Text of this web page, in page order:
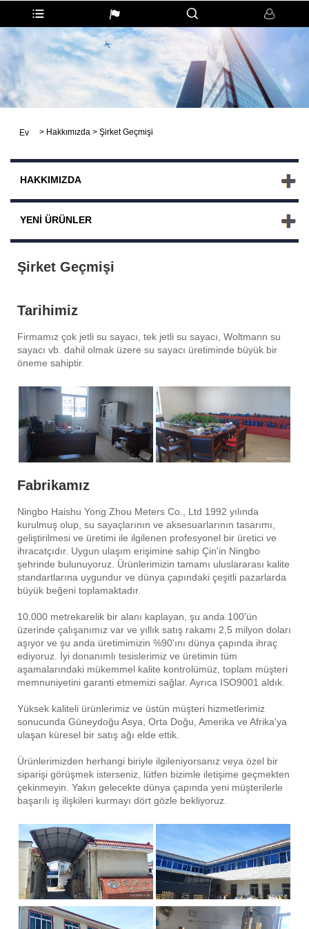
Ev > Hakkımızda > Şirket Geçmişi
HAKKIMIZDA
YENI ÜRÜNLER
Şirket Geçmişi
Tarihimiz
Firmamız çok jetli su sayacı, tek jetli su sayacı, Woltmann su
sayacı vb. dahil olmak üzere su sayacı üretiminde büyük bir
öneme sahiptir.
Fabrikamız
Ningbo Haishu Yong Zhou Meters Co., Ltd 1992 yılında
kurulmuş olup, su sayaçlarının ve aksesuarlarının tasarımı,
geliştirilmesi ve üretimi ile ilgilenen profesyonel bir üretici ve
ihracatçıdır. Uygun ulaşım erişimine sahip Çin'in Ningbo
şehrinde bulunuyoruz. Ürünlerimizin tamamı uluslararası kalite
standartlarına uygundur ve dünya çapındaki çeşitli pazarlarda
büyük beğeni toplamaktadır.
10.000 metrekarelik bir alanı kaplayan, şu anda 100'ün
üzerinde çalışanımız var ve yıllık satış rakamı 2,5 milyon doları
aşıyor ve şu anda üretimimizin %90'ını dünya çapında ihraç
ediyoruz. İyi donanımlı tesislerimiz ve üretimin tüm
aşamalarındaki mükemmel kalite kontrolümüz, toplam müşteri
memnuniyetini garanti etmemizi sağlar. Ayrıca ISO9001 aldık.
Yüksek kaliteli ürünlerimiz ve üstün müşteri hizmetlerimiz
sonucunda Güneydoğu Asya, Orta Doğu, Amerika ve Afrika'ya
ulaşan küresel bir satış ağı elde ettik.
Ürünlerimizden herhangi biriyle ilgileniyorsanız veya özel bir
siparişi görüşmek isterseniz, lütfen bizimle iletişime geçmekten
çekinmeyin. Yakın gelecekte dünya çapında yeni müşterilerle
başarılı iş ilişkileri kurmayı dört gözle bekliyoruz.